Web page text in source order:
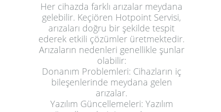
Her cihazda farklı arızalar meydana
gelebilir. Keçiören Hotpoint Servisi,
arızaları doğru bir şekilde tespit
ederek etkili çözümler üretmektedir.
Arızaların nedenleri genellikle şunlar
olabilir:
Donanım Problemleri: Cihazların iç
bileşenlerinde meydana gelen
arızalar.
Yazılım Güncellemeleri: Yazılım